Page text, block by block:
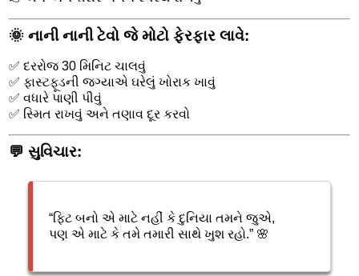
🌞 નાની નાની ટેવો જે મોટો ફેરફાર લાવે:
✅ દરરોજ 30 મિનિટ ચાલવું
✅ ફાસ્ટફૂડની જગ્યાએ ઘરેલું ખોરાક ખાવું
✅ વધારે પાણી પીવું
✅ સ્મિત રાખવું અને તણાવ દૂર કરવો
💬 સુવિચાર:
“ફિટ બનો એ માટે નહીં કે દુનિયા તમને જુએ,
પણ એ માટે કે તમે તમારી સાથે ખુશ રહો.” 🌸